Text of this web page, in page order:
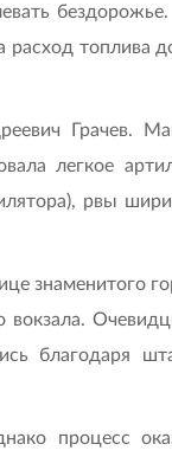
расход топлива
Грачев.
легкое
рвы
знаменитого
благодаря
процесс